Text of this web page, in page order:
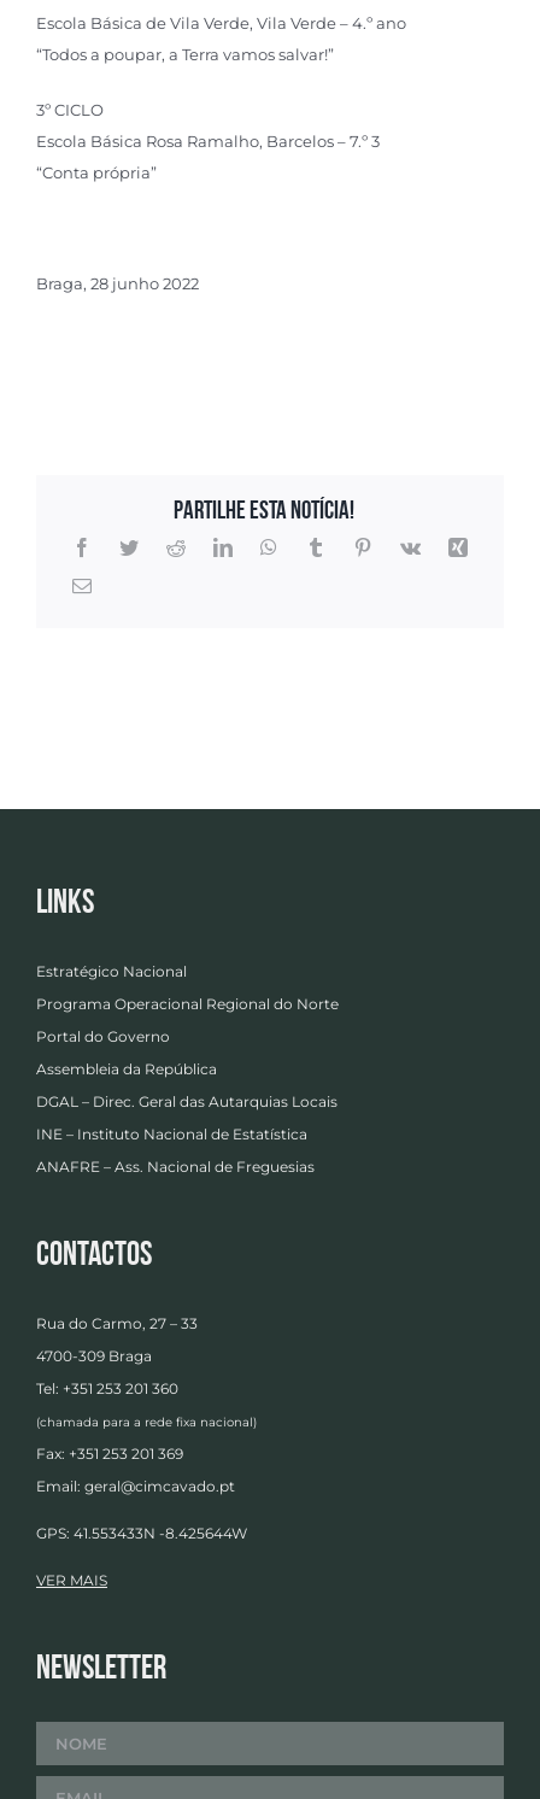
Escola Básica de Vila Verde, Vila Verde – 4.º ano
“Todos a poupar, a Terra vamos salvar!”
3º CICLO
Escola Básica Rosa Ramalho, Barcelos – 7.º 3
“Conta própria”
Braga, 28 junho 2022
Partilhe esta notícia!
Links
Estratégico Nacional
Programa Operacional Regional do Norte
Portal do Governo
Assembleia da República
DGAL – Direc. Geral das Autarquias Locais
INE – Instituto Nacional de Estatística
ANAFRE – Ass. Nacional de Freguesias
Contactos
Rua do Carmo, 27 – 33
4700-309 Braga
Tel: +351 253 201 360
(chamada para a rede fixa nacional)
Fax: +351 253 201 369
Email: geral@cimcavado.pt
GPS: 41.553433N -8.425644W
VER MAIS
Newsletter